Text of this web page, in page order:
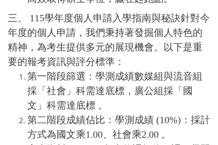
三、 115學年度個人申請入學指南與秘訣針對今
年度的個人申請，我們秉持著發掘個人特色的
精神，為考生提供多元的展現機會。以下是重
要的報考資訊與評分標準：
第一階段篩選：學測成績數媒組與流音組
採「社會」科需達底標，廣公組採「國
文」科需達底標 。
第二階段成績佔比：學測成績 (10%)：採計
方式為國文乘1.00、社會乘2.00 。